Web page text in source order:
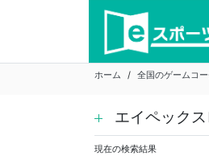
ホーム 全国のゲームコ
エイペック
現在の検索結果